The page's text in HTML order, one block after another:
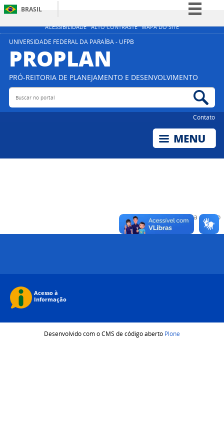
ACESSIBILIDADE ALTO CONTRASTE MAPA DO SITE
BRASIL
Simplifique!
Acesso à informação
Legislação
UNIVERSIDADE FEDERAL DA PARAÍBA - UFPB
PROPLAN
PRÓ-REITORIA DE PLANEJAMENTO E DESENVOLVIMENTO
Buscar no portal
Contato
Voltar para o topo
Desenvolvido com o CMS de código aberto Plone